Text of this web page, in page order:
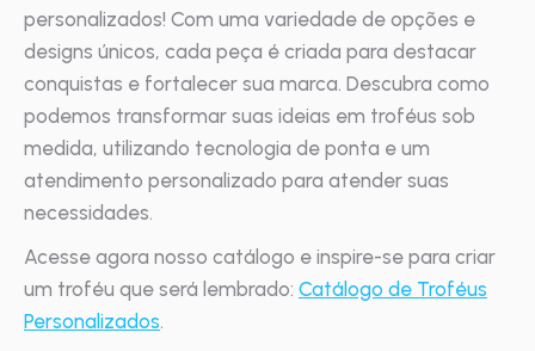
personalizados! Com uma variedade de opções e
designs únicos, cada peça é criada para destacar
conquistas e fortalecer sua marca. Descubra como
podemos transformar suas ideias em troféus sob
medida, utilizando tecnologia de ponta e um
atendimento personalizado para atender suas
necessidades.
Acesse agora nosso catálogo e inspire-se para criar
um troféu que será lembrado: Catálogo de Troféus
Personalizados.